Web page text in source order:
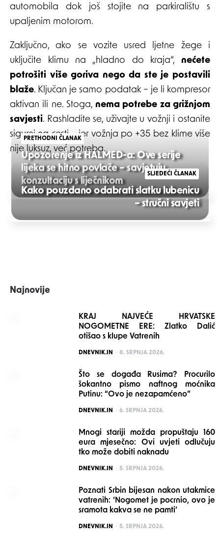
automobila dok još stojite na parkiralištu s
upaljenim motorom.
Zaključno, ako se vozite usred ljetne žege i
uključite klimu na „hladno do kraja“, nećete
potrošiti više goriva nego da ste je postavili
blaže. Ključan je samo podatak – je li kompresor
aktivan ili ne. Stoga, nema potrebe za grižnjom
savjesti. Rashladite se, uživajte u vožnji i ostanite
sigurni na cesti – jer vožnja po +35 bez klime više
nije luksuz, već potreba.
Post
navigation
PRETHODNI ČLANAK
Upozorenje iz HALMED-a: Ove serije
lijeka se hitno povlače – savjetuju
konzultaciju s liječnikom
SLJEDEĆI ČLANAK
Kako pouzdano odabrati slatku lubenicu
– stručni savjeti
Najnovije
KRAJ NAJVEĆE HRVATSKE
NOGOMETNE ERE: Zlatko Dalić
otišao s klupe Vatrenih
POSTED
DNEVNIK.IN 8. SRPNJA 2026.
Što se događa Rusima? Procurilo
šokantno pismo naftnog moćnika
Putinu: “Ovo je nezapamćeno”
POSTED
DNEVNIK.IN 6. SRPNJA 2026.
Mnogi stariji možda propuštaju 160
eura mjesečno: Ovi uvjeti odlučuju
tko može dobiti naknadu
POSTED
DNEVNIK.IN 5. SRPNJA 2026.
Poznati Srbin bijesan nakon utakmice
vatrenih: ‘Nogomet je pocrnio, ovo je
sramota kakva se ne pamti’
POSTED
DNEVNIK.IN 5. SRPNJA 2026.